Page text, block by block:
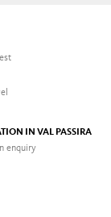
IN VAL PASSIRA
enquiry